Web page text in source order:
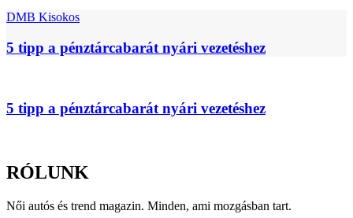
DMB Kisokos
5 tipp a pénztárcabarát nyári vezetéshez
5 tipp a pénztárcabarát nyári vezetéshez
RÓLUNK
Női autós és trend magazin. Minden, ami mozgásban tart.